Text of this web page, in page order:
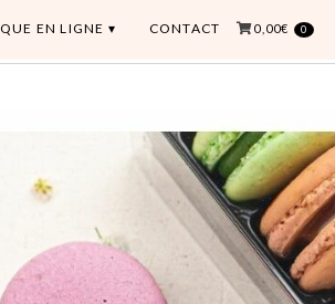
EN LIGNE CONTACT 0,00€ 0